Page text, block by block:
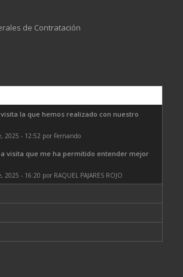
de Contratación
la que hemos realizado con nuestro
2025 - 12:52 por Fernando
visita que me ha permitido entender mejor
2025 - 16:20 por RAQUEL PAJARES ROJO